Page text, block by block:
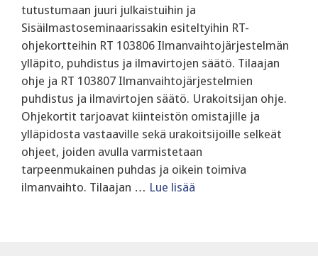
tutustumaan juuri julkaistuihin ja
Sisäilmastoseminaarissakin esiteltyihin RT-
ohjekortteihin RT 103806 Ilmanvaihtojärjestelmän
ylläpito, puhdistus ja ilmavirtojen säätö. Tilaajan
ohje ja RT 103807 Ilmanvaihtojärjestelmien
puhdistus ja ilmavirtojen säätö. Urakoitsijan ohje.
Ohjekortit tarjoavat kiinteistön omistajille ja
ylläpidosta vastaaville sekä urakoitsijoille selkeät
ohjeet, joiden avulla varmistetaan
tarpeenmukainen puhdas ja oikein toimiva
ilmanvaihto. Tilaajan … Lue lisää